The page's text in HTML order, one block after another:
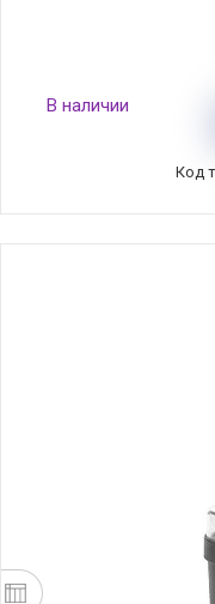
Ланчбокс
белый,
В наличии
Код